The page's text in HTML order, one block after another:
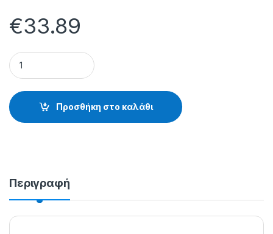
€33.89
SPORTSMAN’S SERIES RVG-004A - 40.28.90.004 quantity
Προσθήκη στο καλάθι
Περιγραφή